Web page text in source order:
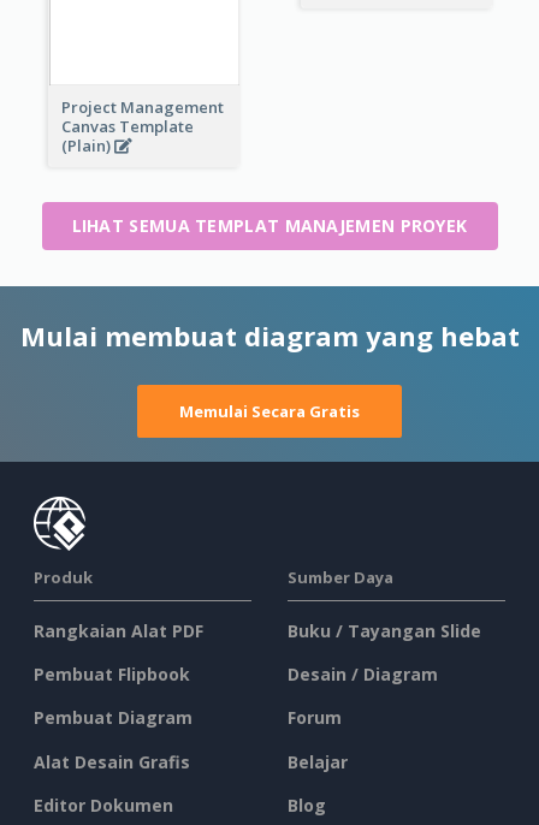
Project Management
Canvas Template
(Plain)
LIHAT SEMUA TEMPLAT MANAJEMEN PROYEK
Mulai membuat diagram yang hebat
Memulai Secara Gratis
Produk
Rangkaian Alat PDF
Pembuat Flipbook
Pembuat Diagram
Alat Desain Grafis
Editor Dokumen
Sumber Daya
Buku / Tayangan Slide
Desain / Diagram
Forum
Belajar
Blog